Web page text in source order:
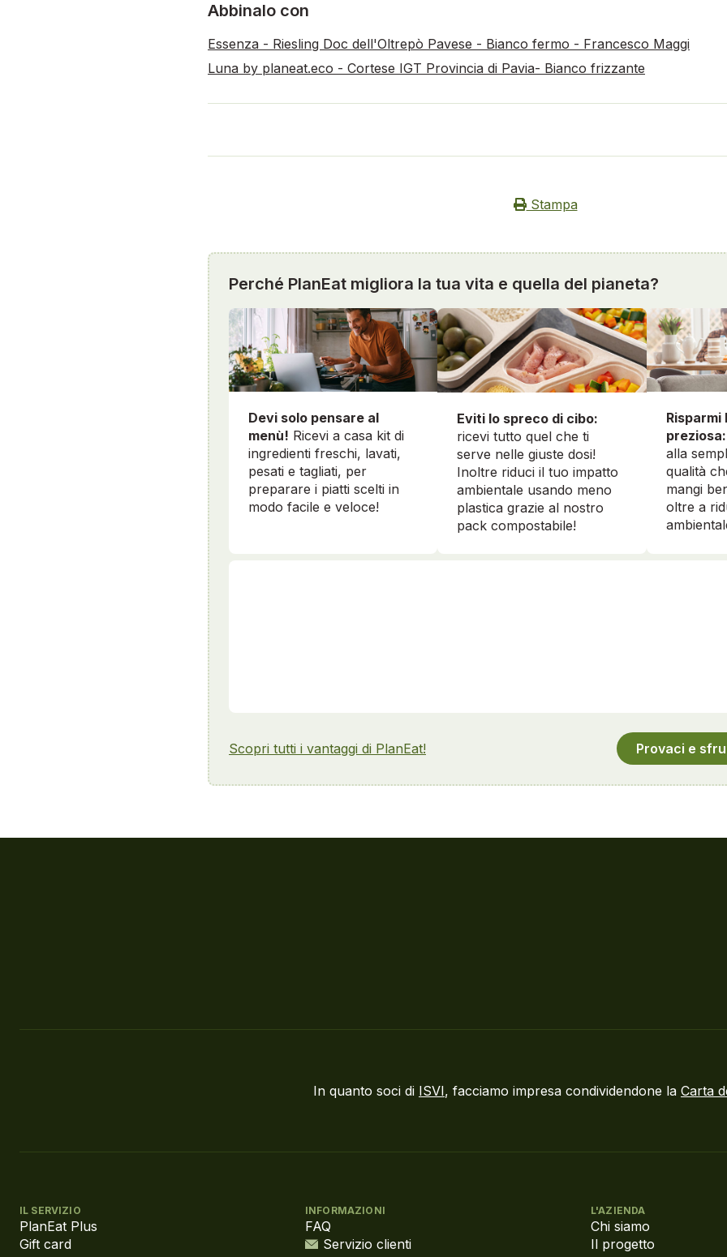
Abbinalo con
Essenza - Riesling Doc dell'Oltrepò Pavese - Bianco fermo - Francesco Maggi
Luna by planeat.eco - Cortese IGT Provincia di Pavia- Bianco frizzante
Stampa
Perché PlanEat migliora la tua vita e quella del pianeta?
Devi solo pensare al
menù! Ricevi a casa kit di
ingredienti freschi, lavati,
pesati e tagliati, per
preparare i piatti scelti in
modo facile e veloce!
Eviti lo spreco di cibo:
ricevi tutto quel che ti
serve nelle giuste dosi!
Inoltre riduci il tuo impatto
ambientale usando meno
plastica grazie al nostro
pack compostabile!
Risparmi
alla
qualità
mangi
oltre a
Scopri tutti i vantaggi di PlanEat! Provaci e
In quanto soci di ISVI, facciamo impresa condividendone la Carta
IL SERVIZIO
PlanEat Plus
Gift card
INFORMAZIONI
FAQ
Servizio clienti
L'AZIENDA
Chi siamo
Il progetto